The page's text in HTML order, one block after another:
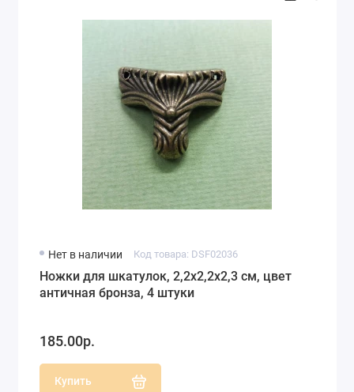
Нет в наличии Код товара: DSF02036
Ножки для шкатулок, 2,2х2,2х2,3 см, цвет
античная бронза, 4 штуки
185.00р.
Купить